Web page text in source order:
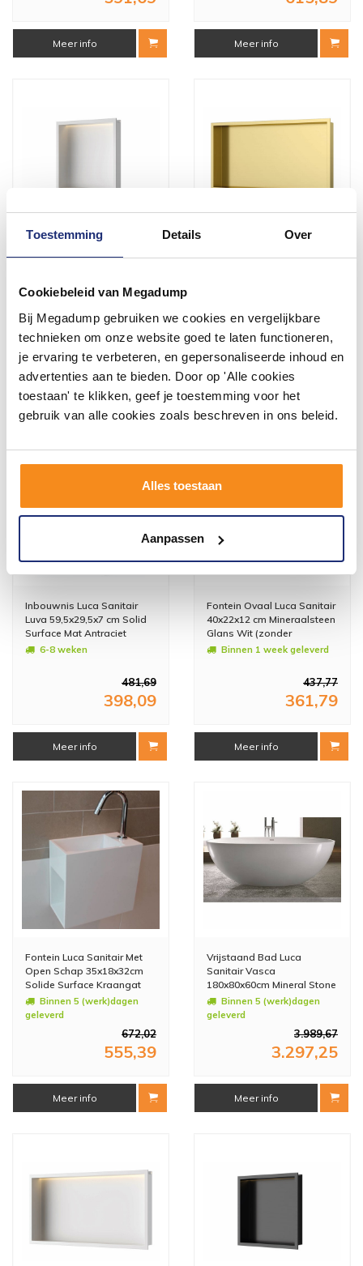
Toestemming Details Over
Cookiebeleid van Megadump
Bij Megadump gebruiken we cookies en vergelijkbare
technieken om onze website goed te laten functioneren,
je ervaring te verbeteren, en gepersonaliseerde inhoud en
advertenties aan te bieden. Door op 'Alle cookies
toestaan' te klikken, geef je toestemming voor het
gebruik van alle cookies zoals beschreven in ons beleid.
Alles toestaan
Aanpassen
Meer info Meer info
6-8 weken
325,49
325,49
Meer info
361,79
Meer info
Inbouwnis Luca Sanitair
Luva 59,5x29,5x7 cm Solid
Surface Mat Antraciet
6-8 weken
481,69
398,09
Meer info
Fontein Ovaal Luca Sanitair
40x22x12 cm Mineraalsteen
Glans Wit (zonder
kraangat)
Binnen 1 week geleverd
437,77
361,79
Meer info
Fontein Luca Sanitair Met
Open Schap 35x18x32cm
Solide Surface Kraangat
RechtsBinnen 5 (werk)dagen
geleverd
672,02
555,39
Meer info
Vrijstaand Bad Luca
Sanitair Vasca
180x80x60cm Mineral Stone
Glans Wit
Binnen 5 (werk)dagen
geleverd
3.989,67
3.297,25
Meer info